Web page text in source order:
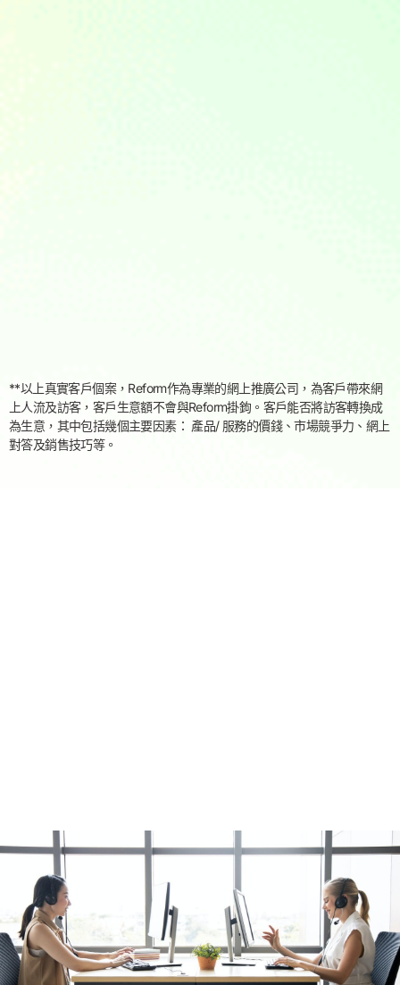
**以上真實客戶個案，Reform作為專業的網上推廣公司，為客戶帶來網
上人流及訪客，客戶生意額不會與Reform掛鉤。客戶能否將訪客轉換成
為生意，其中包括幾個主要因素： 產品/ 服務的價錢、市場競爭力、網上
對答及銷售技巧等。